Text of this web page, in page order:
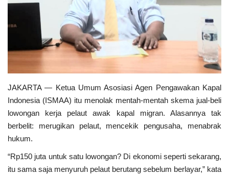
Pertanian
Perkebunan & Perikanan
Ekonomi & Keuangan
Pendidikan & Pelatihan
JAKARTA — Ketua Umum Asosiasi Agen Pengawakan Kapal
Indonesia (ISMAA) itu menolak mentah-mentah skema jual-beli
lowongan kerja pelaut awak kapal migran. Alasannya tak
berbelit: merugikan pelaut, mencekik pengusaha, menabrak
hukum.
“Rp150 juta untuk satu lowongan? Di ekonomi seperti sekarang,
itu sama saja menyuruh pelaut berutang sebelum berlayar,” kata